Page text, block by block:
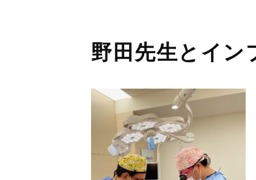
野田先生とイン